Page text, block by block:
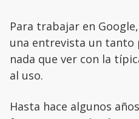
Para trabajar en
una entrevista un tanto
nada que ver con la
al uso.
Hasta hace algunos